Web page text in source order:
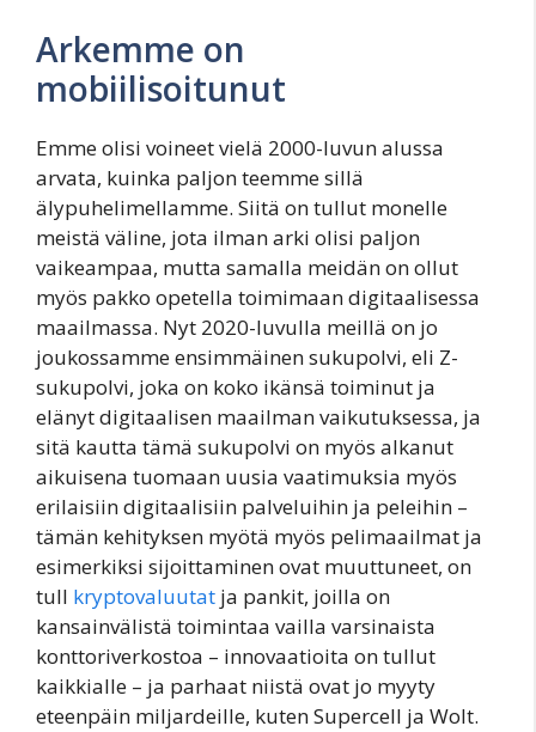
Arkemme on
mobiilisoitunut
Emme olisi voineet vielä 2000-luvun alussa
arvata, kuinka paljon teemme sillä
älypuhelimellamme. Siitä on tullut monelle
meistä väline, jota ilman arki olisi paljon
vaikeampaa, mutta samalla meidän on ollut
myös pakko opetella toimimaan digitaalisessa
maailmassa. Nyt 2020-luvulla meillä on jo
joukossamme ensimmäinen sukupolvi, eli Z-
sukupolvi, joka on koko ikänsä toiminut ja
elänyt digitaalisen maailman vaikutuksessa, ja
sitä kautta tämä sukupolvi on myös alkanut
aikuisena tuomaan uusia vaatimuksia myös
erilaisiin digitaalisiin palveluihin ja peleihin –
tämän kehityksen myötä myös pelimaailmat ja
esimerkiksi sijoittaminen ovat muuttuneet, on
tull kryptovaluutat ja pankit, joilla on
kansainvälistä toimintaa vailla varsinaista
konttoriverkostoa – innovaatioita on tullut
kaikkialle – ja parhaat niistä ovat jo myyty
eteenpäin miljardeille, kuten Supercell ja Wolt.